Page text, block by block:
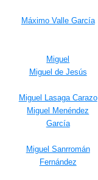
Máximo Valle García
Miguel
Miguel de Jesús
Miguel Lasaga Carazo
Miguel Menéndez
García
Miguel Sanrromán
Fernández